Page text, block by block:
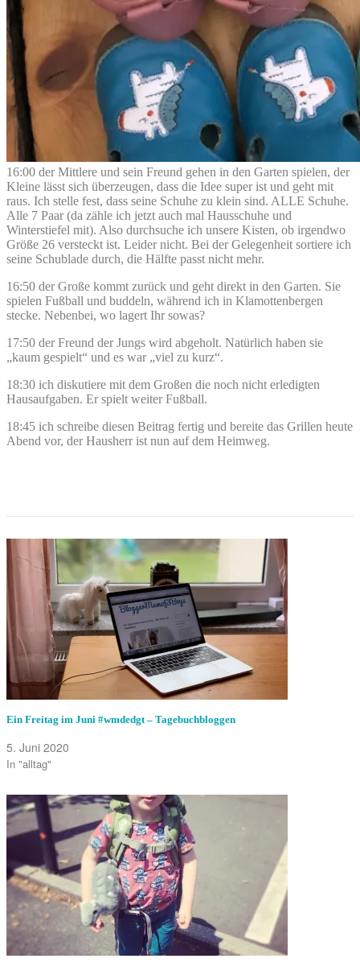
16:00 der Mittlere und sein Freund gehen in den Garten spielen, der
Kleine lässt sich überzeugen, dass die Idee super ist und geht mit
raus. Ich stelle fest, dass seine Schuhe zu klein sind. ALLE Schuhe.
Alle 7 Paar (da zähle ich jetzt auch mal Hausschuhe und
Winterstiefel mit). Also durchsuche ich unsere Kisten, ob irgendwo
Größe 26 versteckt ist. Leider nicht. Bei der Gelegenheit sortiere ich
seine Schublade durch, die Hälfte passt nicht mehr.
16:50 der Große kommt zurück und geht direkt in den Garten. Sie
spielen Fußball und buddeln, während ich in Klamottenbergen
stecke. Nebenbei, wo lagert Ihr sowas?
17:50 der Freund der Jungs wird abgeholt. Natürlich haben sie
„kaum gespielt“ und es war „viel zu kurz“.
18:30 ich diskutiere mit dem Großen die noch nicht erledigten
Hausaufgaben. Er spielt weiter Fußball.
18:45 ich schreibe diesen Beitrag fertig und bereite das Grillen heute
Abend vor, der Hausherr ist nun auf dem Heimweg.
Ein Freitag im Juni #wmdedgt – Tagebuchbloggen
5. Juni 2020
In "alltag"